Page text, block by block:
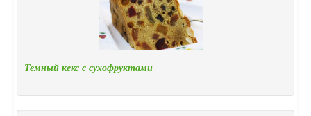
Темный кекс с сухофруктами